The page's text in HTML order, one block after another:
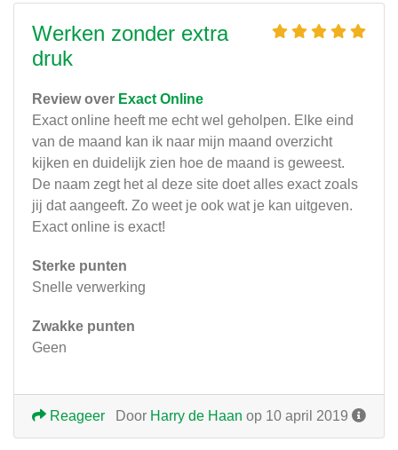
Werken zonder extra
druk
Review over Exact Online
Exact online heeft me echt wel geholpen. Elke eind
van de maand kan ik naar mijn maand overzicht
kijken en duidelijk zien hoe de maand is geweest.
De naam zegt het al deze site doet alles exact zoals
jij dat aangeeft. Zo weet je ook wat je kan uitgeven.
Exact online is exact!
Sterke punten
Snelle verwerking
Zwakke punten
Geen
Door Harry de Haan op 10 april 2019
Reageer